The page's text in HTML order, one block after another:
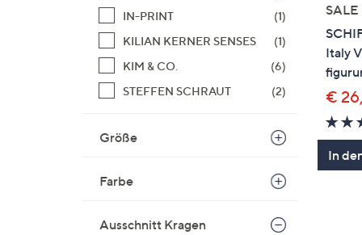
IN-PRINT
(1)
KILIAN KERNER SENSES
(1)
KIM & CO.
(6)
STEFFEN SCHRAUT
(2)
Größe
Farbe
Ausschnitt Kragen
SALE
Italy
€
In